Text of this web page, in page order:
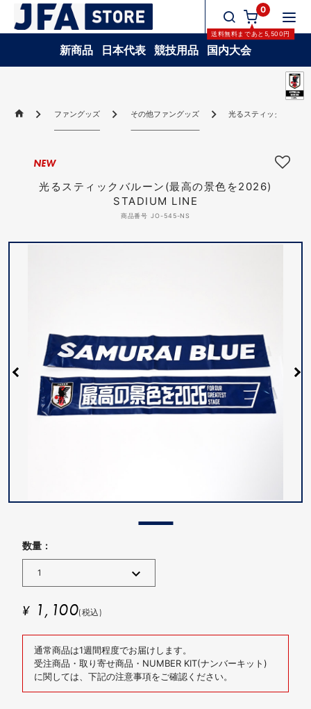
0
送料無料まであと 5,500円
新商品 日本代表 競技用品 国内大会
ファングッズ その他ファングッズ 光るスティックバルー
光るスティックバルーン(最高の景色を2026)
STADIUM LINE
商品番号 JO-545-NS
NEW
数量 :
¥ 1,100(税込)
通常商品は1週間程度でお届けします。
受注商品・取り寄せ商品・NUMBER KIT(ナンバーキット)
に関しては、下記の注意事項をご確認ください。